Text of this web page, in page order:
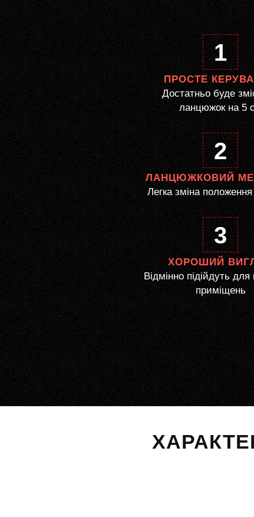
1
ПРОСТЕ
Достатньо буде
ланцюжок на 5
2
ЛАНЦЮЖКОВИЙ
Легка зміна положення
3
ХОРОШИЙ
Відмінно підійдуть для
приміщень